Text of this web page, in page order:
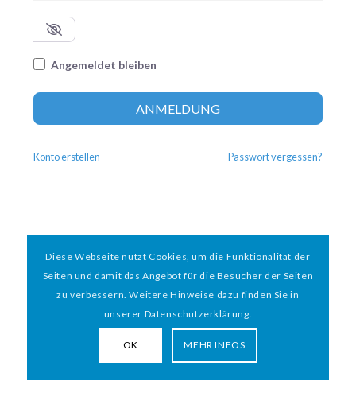
Angemeldet bleiben
ANMELDUNG
Konto erstellen Passwort vergessen?
© 2026 HAMBURGER*MIT HERZ e.V. | WEBDESIGN BY WEBIGAMI
Diese Webseite nutzt Cookies, um die Funktionalität der
Seiten und damit das Angebot für die Besucher der Seiten
zu verbessern. Weitere Hinweise dazu finden Sie in
unserer Datenschutzerklärung.
OK MEHR INFOS